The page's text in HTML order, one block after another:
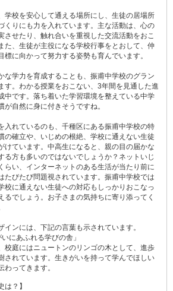
学校を安心して通える場所にし、生徒の居場所
くりにも力を入れています。主な活動は、心の
させたり、触れ合いを重視した交流活動をおこ
た、生徒が主役になる学校行事をとおして、仲
標に向かって努力する姿勢も育んでいます。
な学力を育成することも、振甫中学校のグラン
す。わかる授業をおこない、3年間を見通した進
中です。落ち着いた学習環境を整えている中学
自然に身に付きそうですね。
入れているのも、千種区にある振甫中学校の特
の確立や、いじめの根絶、学校に通えない生徒
けています。中高生になると、親の目の届かな
る方も多いのではないでしょうか？ネットいじ
らい、インターネットのある生活が当たり前に
たびたび問題視されています。振甫中学校では
校に通えない生徒への対応もしっかりおこなっ
るでしょう。お子さまの気持ちに寄り添ってく
ンには、下記の言葉も示されています。
にあふれる学びの舎」
校庭にはニュートンのリンゴの木として、進歩
されています。生きがいを持って学んでほしい
わってきます。
は？】